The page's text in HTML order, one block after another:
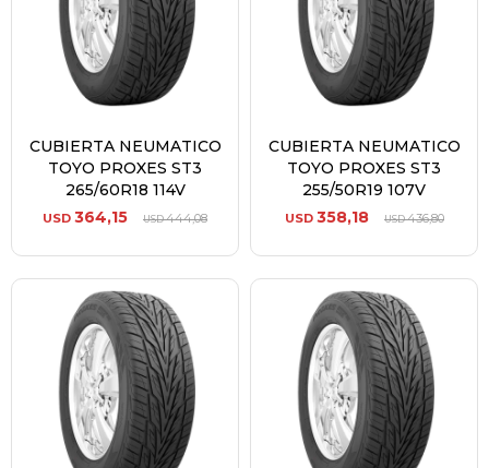
CUBIERTA NEUMATICO
TOYO PROXES ST3
265/60R18 114V
USD 364,15 USD444,08
CUBIERTA NEUMATICO
TOYO PROXES ST3
255/50R19 107V
USD 358,18 USD436,80